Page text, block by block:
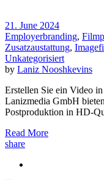
21. June 2024
Employerbranding,
Zusatzaustattung,
Unkategorisiert
by Laniz Nooshkevins
Erstellen Sie ein Video
Lanizmedia GmbH
Postproduktion in HD-
Read More
share